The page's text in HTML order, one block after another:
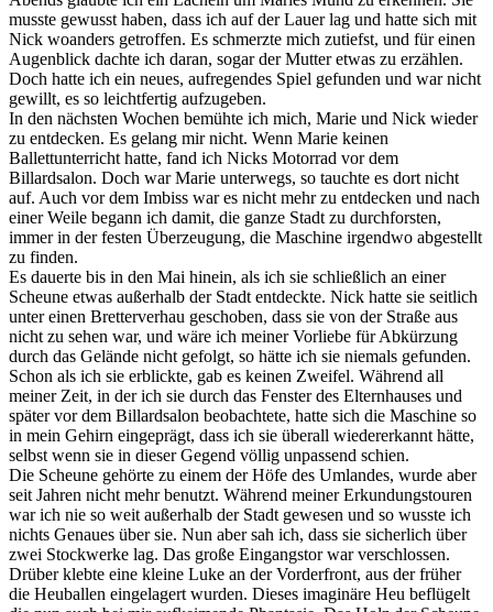
musste gewusst haben, dass ich auf der Lauer lag und hatte sich mit
Nick woanders getroffen. Es schmerzte mich zutiefst, und für einen
Augenblick dachte ich daran, sogar der Mutter etwas zu erzählen.
Doch hatte ich ein neues, aufregendes Spiel gefunden und war nicht
gewillt, es so leichtfertig aufzugeben.
In den nächsten Wochen bemühte ich mich, Marie und Nick wieder
zu entdecken. Es gelang mir nicht. Wenn Marie keinen
Ballettunterricht hatte, fand ich Nicks Motorrad vor dem
Billardsalon. Doch war Marie unterwegs, so tauchte es dort nicht
auf. Auch vor dem Imbiss war es nicht mehr zu entdecken und nach
einer Weile begann ich damit, die ganze Stadt zu durchforsten,
immer in der festen Überzeugung, die Maschine irgendwo abgestellt
zu finden.
Es dauerte bis in den Mai hinein, als ich sie schließlich an einer
Scheune etwas außerhalb der Stadt entdeckte. Nick hatte sie seitlich
unter einen Bretterverhau geschoben, dass sie von der Straße aus
nicht zu sehen war, und wäre ich meiner Vorliebe für Abkürzung
durch das Gelände nicht gefolgt, so hätte ich sie niemals gefunden.
Schon als ich sie erblickte, gab es keinen Zweifel. Während all
meiner Zeit, in der ich sie durch das Fenster des Elternhauses und
später vor dem Billardsalon beobachtete, hatte sich die Maschine so
in mein Gehirn eingeprägt, dass ich sie überall wiedererkannt hätte,
selbst wenn sie in dieser Gegend völlig unpassend schien.
Die Scheune gehörte zu einem der Höfe des Umlandes, wurde aber
seit Jahren nicht mehr benutzt. Während meiner Erkundungstouren
war ich nie so weit außerhalb der Stadt gewesen und so wusste ich
nichts Genaues über sie. Nun aber sah ich, dass sie sicherlich über
zwei Stockwerke lag. Das große Eingangstor war verschlossen.
Drüber klebte eine kleine Luke an der Vorderfront, aus der früher
die Heuballen eingelagert wurden. Dieses imaginäre Heu beflügelt